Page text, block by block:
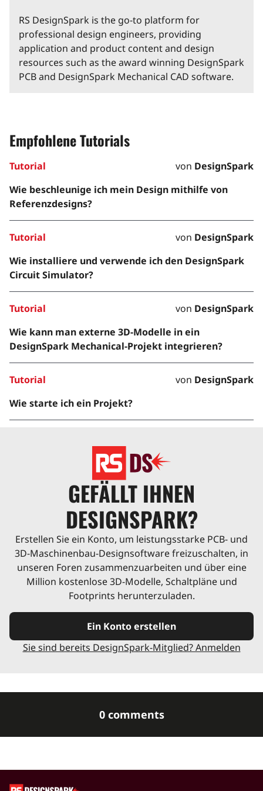
RS DesignSpark is the go-to platform for
professional design engineers, providing
application and product content and design
resources such as the award winning DesignSpark
PCB and DesignSpark Mechanical CAD software.
Empfohlene Tutorials
Tutorial von DesignSpark
Wie beschleunige ich mein Design mithilfe von
Referenzdesigns?
Tutorial von DesignSpark
Wie installiere und verwende ich den DesignSpark
Circuit Simulator?
Tutorial von DesignSpark
Wie kann man externe 3D-Modelle in ein
DesignSpark Mechanical-Projekt integrieren?
Tutorial von DesignSpark
Wie starte ich ein Projekt?
GEFÄLLT IHNEN
DESIGNSPARK?
Erstellen Sie ein Konto, um leistungsstarke PCB- und
3D-Maschinenbau-Designsoftware freizuschalten, in
unseren Foren zusammenzuarbeiten und über eine
Million kostenlose 3D-Modelle, Schaltpläne und
Footprints herunterzuladen.
Ein Konto erstellen
Sie sind bereits DesignSpark-Mitglied? Anmelden
0 comments